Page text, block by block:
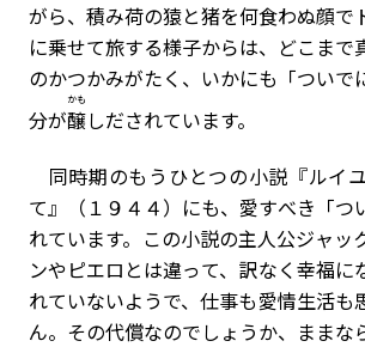
がら、積み荷の猿と猪を何食わぬ顔で
に乗せて旅する様子からは、どこまで
のかつかみがたく、いかにも「ついで
分が醸
かも
しだされています。
同時期のもうひとつの小説『ルイ
て』（１９４４）にも、愛すべき「つ
れています。この小説の主人公ジャッ
ンやピエロとは違って、訳なく幸福に
れていないようで、仕事も愛情生活も
ん。その代償なのでしょうか、ままな